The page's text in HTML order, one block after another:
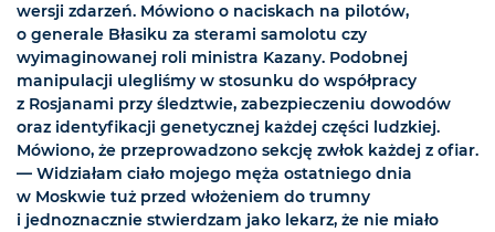
wersji zdarzeń. Mówiono o naciskach na pilotów,
o generale Błasiku za sterami samolotu czy
wyimaginowanej roli ministra Kazany. Podobnej
manipulacji ulegliśmy w stosunku do współpracy
z Rosjanami przy śledztwie, zabezpieczeniu dowodów
oraz identyfikacji genetycznej każdej części ludzkiej.
Mówiono, że przeprowadzono sekcję zwłok każdej z ofiar.
— Widziałam ciało mojego męża ostatniego dnia
w Moskwie tuż przed włożeniem do trumny
i jednoznacznie stwierdzam jako lekarz, że nie miało